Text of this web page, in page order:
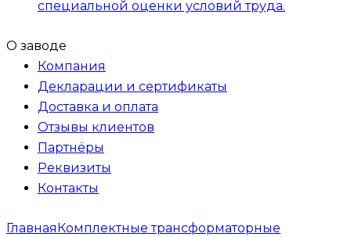
специальной оценки условий труда.
О заводе
Компания
Декларации и сертификаты
Доставка и оплата
Отзывы клиентов
Партнёры
Реквизиты
Контакты
Главная Комплектные трансформаторные